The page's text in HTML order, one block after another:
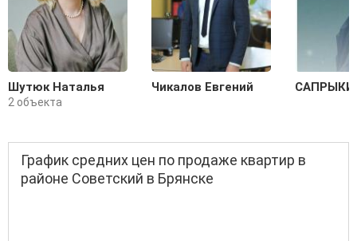
Шутюк Наталья
2 объекта
Чикалов Евгений
График средних цен по продаже квартир в
районе Советский в Брянске